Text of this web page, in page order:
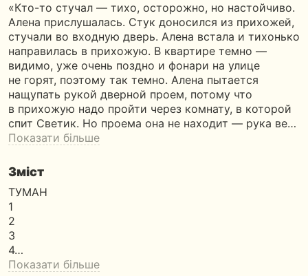
«Кто-то стучал — тихо, осторожно, но настойчиво.
Алена прислушалась. Стук доносился из прихожей,
стучали во входную дверь. Алена встала и тихонько
направилась в прихожую. В квартире темно —
видимо, уже очень поздно и фонари на улице
не горят, поэтому так темно. Алена пытается
нащупать рукой дверной проем, потому что
в прихожую надо пройти через комнату, в которой
спит Светик. Но проема она не находит — рука ве…
Показати більше
Зміст
ТУМАН
1
2
3
4…
Показати більше